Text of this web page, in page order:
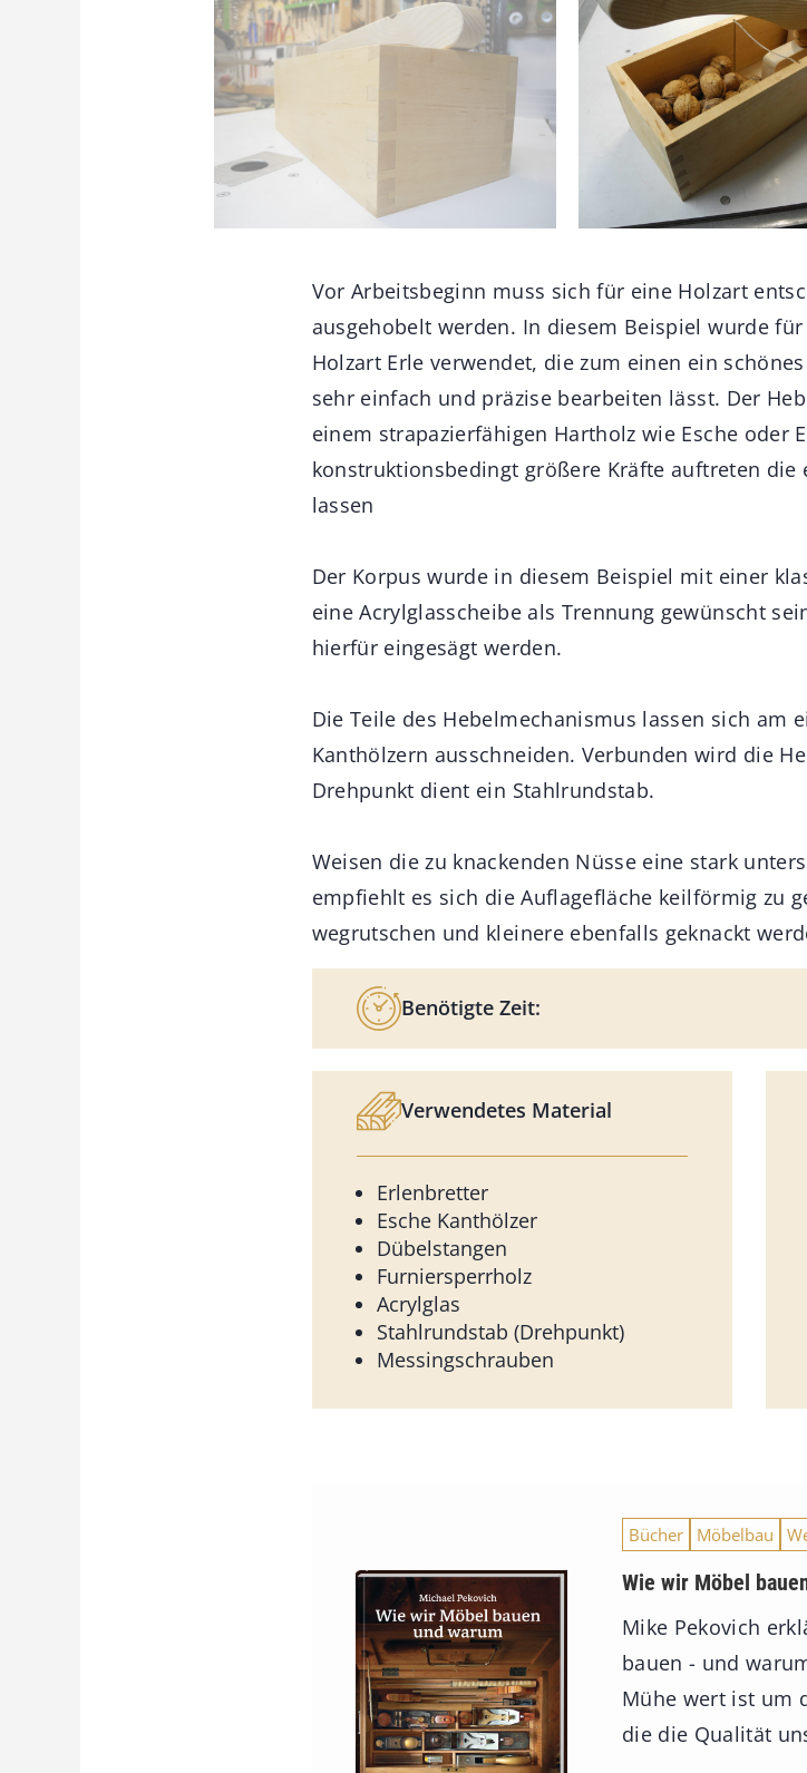
Vor Arbeitsbeginn muss sich für eine Holzart
ausgehobelt werden. In diesem Beispiel wurde
Holzart Erle verwendet, die zum einen ein
sehr einfach und präzise bearbeiten lässt. Der
einem strapazierfähigen Hartholz wie Esche oder
konstruktionsbedingt größere Kräfte auftreten die
lassen
Der Korpus wurde in diesem Beispiel mit einer
eine Acrylglasscheibe als Trennung gewünscht
hierfür eingesägt werden.
Die Teile des Hebelmechanismus lassen sich am
Kanthölzern ausschneiden. Verbunden wird die
Drehpunkt dient ein Stahlrundstab.
Weisen die zu knackenden Nüsse eine stark
empfiehlt es sich die Auflagefläche keilförmig zu
wegrutschen und kleinere ebenfalls geknackt
Benötigte Zeit:
Verwendetes Material
Erlenbretter
Esche Kanthölzer
Dübelstangen
Furniersperrholz
Acrylglas
Stahlrundstab (Drehpunkt)
Messingschrauben
Bücher Möbelbau
Wie wir Möbel
Mike Pekovich
bauen - und
Mühe wert ist um
die die Qualität